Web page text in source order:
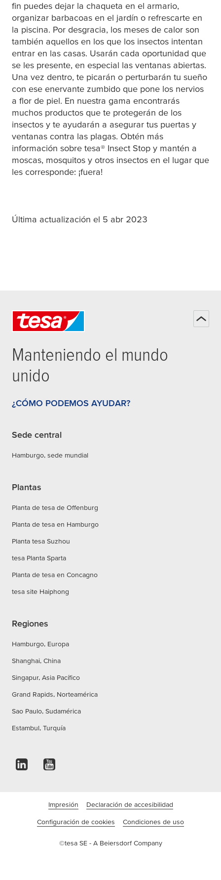
fin puedes dejar la chaqueta en el armario,
organizar barbacoas en el jardín o refrescarte en
la piscina. Por desgracia, los meses de calor son
también aquellos en los que los insectos intentan
entrar en las casas. Usarán cada oportunidad que
se les presente, en especial las ventanas abiertas.
Una vez dentro, te picarán o perturbarán tu sueño
con ese enervante zumbido que pone los nervios
a flor de piel. En nuestra gama encontrarás
muchos productos que te protegerán de los
insectos y te ayudarán a asegurar tus puertas y
ventanas contra las plagas. Obtén más
información sobre tesa® Insect Stop y mantén a
moscas, mosquitos y otros insectos en el lugar que
les corresponde: ¡fuera!
Última actualización el 5 abr 2023
Manteniendo el mundo
unido
¿CÓMO PODEMOS AYUDAR?
Sede central
Hamburgo, sede mundial
Plantas
Planta de tesa de Offenburg
Planta de tesa en Hamburgo
Planta tesa Suzhou
tesa Planta Sparta
Planta de tesa en Concagno
tesa site Haiphong
Regiones
Hamburgo, Europa
Shanghai, China
Singapur, Asia Pacífico
Grand Rapids, Norteamérica
Sao Paulo, Sudamérica
Estambul, Turquía
Impresión Declaración de accesibilidad
Configuración de cookies Condiciones de uso
©tesa SE - A Beiersdorf Company